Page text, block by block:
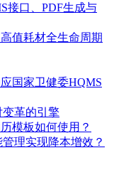
接口、PDF生成与
值耗材全生命周期
国家卫健委HQMS
革的引擎
模板如何使用？
理实现降本增效？